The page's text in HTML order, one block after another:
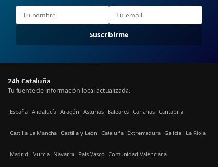
Suscribirme
24h Cataluña
Tu fuente de información local actualizada.
España Andalucía Aragón Asturias Baleares Canarias Cantabria
Castilla La-Mancha Castilla y León Cataluña Extremadura Galicia La Rioja
Madrid Murcia Navarra País Vasco Comunidad Valenciana